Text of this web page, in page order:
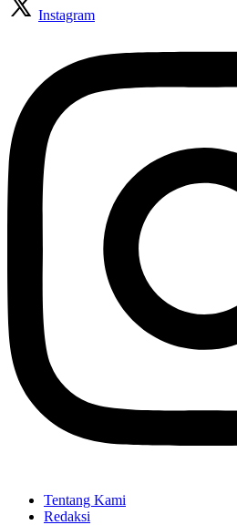
Instagram
Tentang Kami
Redaksi